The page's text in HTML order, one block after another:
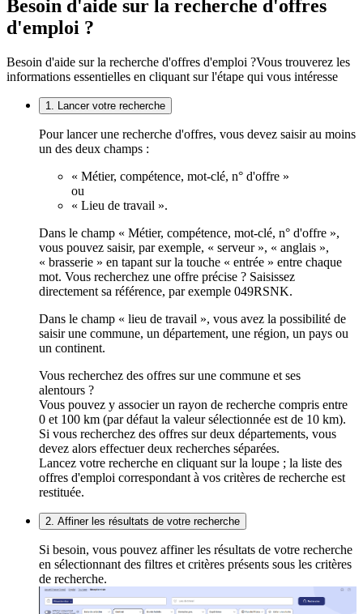
Besoin d'aide sur la recherche d'offres
d'emploi ?
Besoin d'aide sur la recherche d'offres d'emploi ?Vous trouverez les
informations essentielles en cliquant sur l'étape qui vous intéresse
1. Lancer votre recherche
Pour lancer une recherche d'offres, vous devez saisir au moins
un des deux champs :
« Métier, compétence, mot-clé, n° d'offre »
ou
« Lieu de travail ».
Dans le champ « Métier, compétence, mot-clé, n° d'offre »,
vous pouvez saisir, par exemple, « serveur », « anglais »,
« brasserie » en tapant sur la touche « entrée » entre chaque
mot. Vous recherchez une offre précise ? Saisissez
directement sa référence, par exemple 049RSNK.
Dans le champ « lieu de travail », vous avez la possibilité de
saisir une commune, un département, une région, un pays ou
un continent.
Vous recherchez des offres sur une commune et ses
alentours ?
Vous pouvez y associer un rayon de recherche compris entre
0 et 100 km (par défaut la valeur sélectionnée est de 10 km).
Si vous recherchez des offres sur deux départements, vous
devez alors effectuer deux recherches séparées.
Lancez votre recherche en cliquant sur la loupe ; la liste des
offres d'emploi correspondant à vos critères de recherche est
restituée.
2. Affiner les résultats de votre recherche
Si besoin, vous pouvez affiner les résultats de votre recherche
en sélectionnant des filtres et critères présents sous les critères
de recherche.